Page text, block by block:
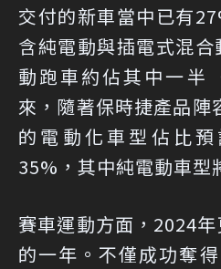
交付的新車當中已有
含純電動與插電式混
動跑車約佔其中一半
來，隨著保時捷產品陣
的電動化車型佔比
35%，其中純電動車型
賽車運動方面，2024
的一年。不僅成功奪